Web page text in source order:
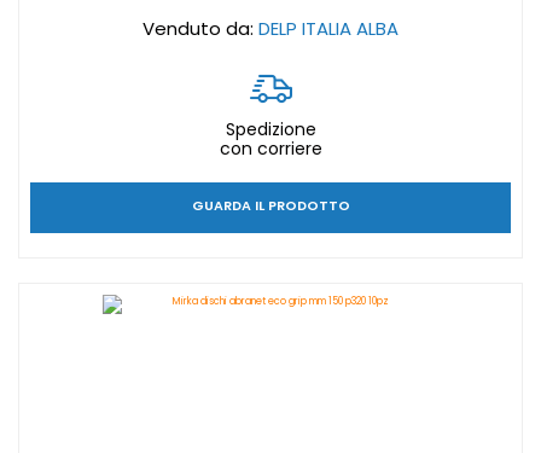
Venduto da: DELP ITALIA ALBA
Spedizione
con corriere
GUARDA IL PRODOTTO